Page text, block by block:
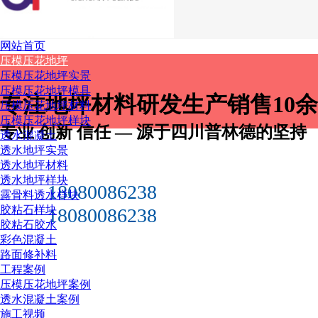
专注地坪材料研发生产销售10
专业 创新 信任 — 源于四川普林德的坚持
18080086238
18080086238
网站首页
压模压花地坪
压模压花地坪实景
压模压花地坪模具
压模压花地坪材料
压模压花地坪样块
透水混凝土
透水地坪实景
透水地坪材料
透水地坪样块
露骨料透水样块
胶粘石样块
胶粘石胶水
彩色混凝土
路面修补料
工程案例
压模压花地坪案例
透水混凝土案例
施工视频